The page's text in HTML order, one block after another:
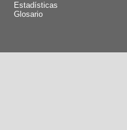
Estadísticas
Glosario